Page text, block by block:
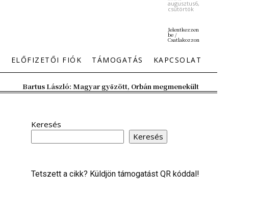
augusztus6,
csütörtök
Jelentkezzen
be /
Csatlakozzon
ELŐFIZETŐI FIÓK TÁMOGATÁS KAPCSOLAT
Bartus László: Magyar győzött, Orbán megmenekült
Keresés
Keresés
Tetszett a cikk? Küldjön támogatást QR kóddal!